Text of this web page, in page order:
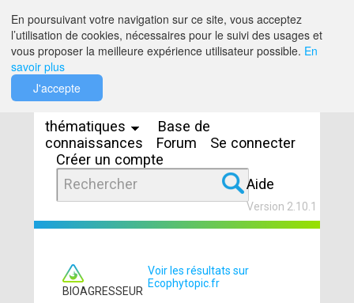
thématiques
Base de
connaissances
Forum
Se connecter
Créer un compte
Aide
Version 2.10.1
BIOAGRESSEUR
Voir les résultats sur
Ecophytopic.fr
En poursuivant votre navigation sur ce site, vous acceptez
l’utilisation de cookies, nécessaires pour le suivi des usages et
vous proposer la meilleure expérience utilisateur possible. En
savoir plus
J'accepte